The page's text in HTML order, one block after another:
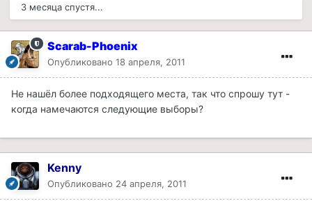
3 месяца спустя...
Scarab-Phoenix
Опубликовано 18 апреля, 2011
Не нашёл более подходящего места, так что спрошу тут -
когда намечаются следующие выборы?
Kenny
Опубликовано 24 апреля, 2011